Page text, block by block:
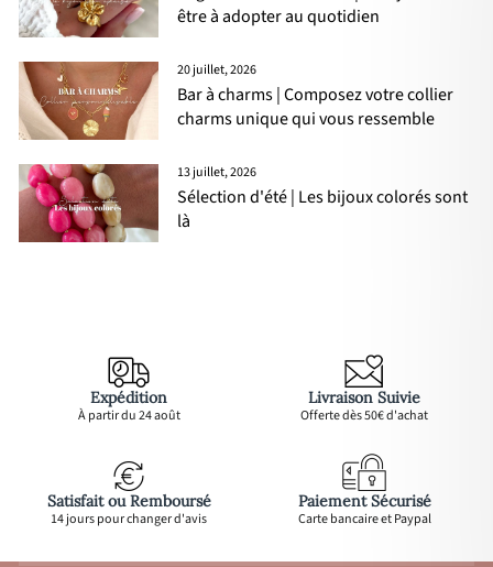
être à adopter au quotidien
20 juillet, 2026
Bar à charms | Composez votre collier
charms unique qui vous ressemble
13 juillet, 2026
Sélection d'été | Les bijoux colorés sont
là
Expédition
À partir du 24 août
Livraison Suivie
Offerte dès 50€ d'achat
Satisfait ou Remboursé
14 jours pour changer d'avis
Paiement Sécurisé
Carte bancaire et Paypal